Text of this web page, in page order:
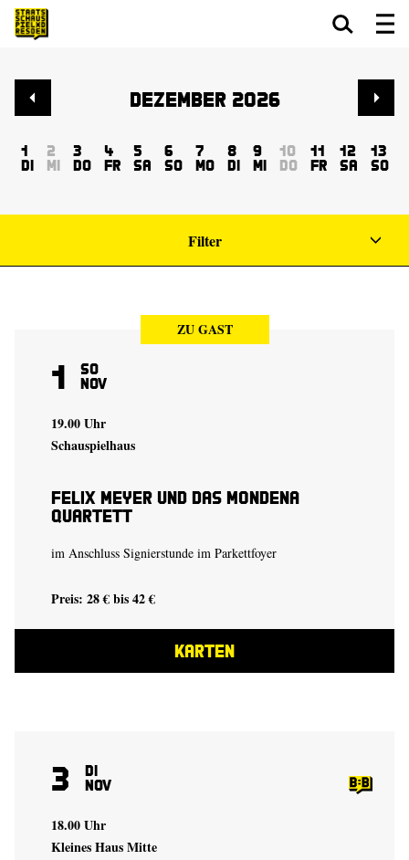
Dezember 2026
1
Di
2
Mi
3
Do
4
Fr
5
Sa
6
So
7
Mo
8
Di
9
Mi
10
Do
11
Fr
12
Sa
13
So
Filter
ZU GAST
1 So
Nov
19.00 Uhr
Schauspielhaus
Felix Meyer und das mondena
quartett
im Anschluss Signierstunde im Parkettfoyer
Preis: 28 € bis 42 €
KARTEN
3 Di
Nov
18.00 Uhr
Kleines Haus Mitte